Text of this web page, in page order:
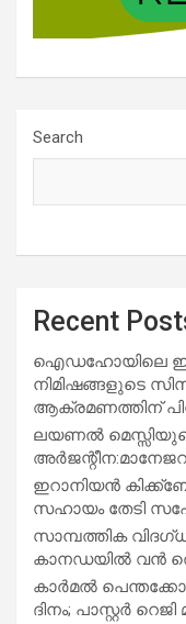
Search
Recent
ഐഡഹോയിലെ ഇൻ-
നിമിഷങ്ങളുടെ
ആക്രമണത്തിന്
ലയണൽ
ഇറാനിയൻ
സഹായം തേടി
സാമ്പത്തിക
കാനഡയിൽ വൻ
കാർമൽ
ദിനം; പാസ്റ്റർ